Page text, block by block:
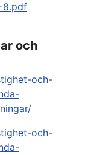
8.pdf
och
och-
och-